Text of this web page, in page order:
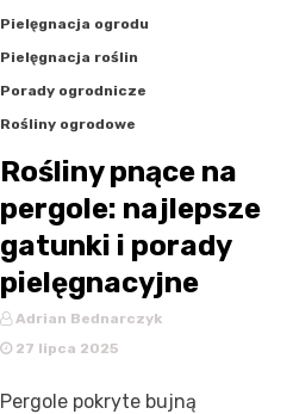
Pielęgnacja ogrodu
Pielęgnacja roślin
Porady ogrodnicze
Rośliny ogrodowe
Rośliny pnące na
pergole: najlepsze
gatunki i porady
pielęgnacyjne
Adrian Bednarczyk
27 lipca 2025
Pergole pokryte bujną